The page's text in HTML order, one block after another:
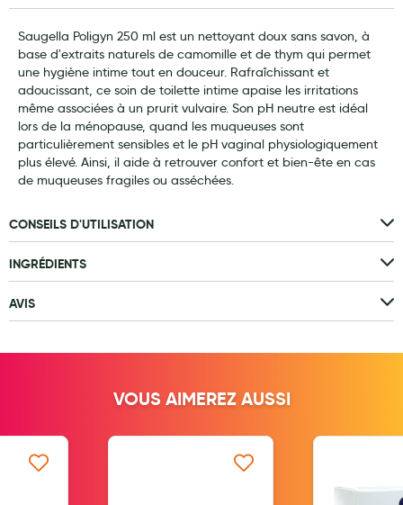
Biberons et tétines
Toilette du bébé
Accessoires bébé
Alimentation
Soins enfant
Soins maman
Tisanes allaitement et compléments alimentaires
Gammes spécifiques tisanes allaitement et compléments
Diététique minceur
Saugella Poligyn 250 ml est un nettoyant doux sans savon, à
base d'extraits naturels de camomille et de thym qui permet
une hygiène intime tout en douceur. Rafraîchissant et
adoucissant, ce soin de toilette intime apaise les irritations
même associées à un prurit vulvaire. Son pH neutre est idéal
lors de la ménopause, quand les muqueuses sont
particulièrement sensibles et le pH vaginal physiologiquement
plus élevé. Ainsi, il aide à retrouver confort et bien-ête en cas
de muqueuses fragiles ou asséchées.
CONSEILS D'UTILISATION
INGRÉDIENTS
AVIS
VOUS AIMEREZ AUSSI
liste d’envie Ajouter à ma liste d’envie